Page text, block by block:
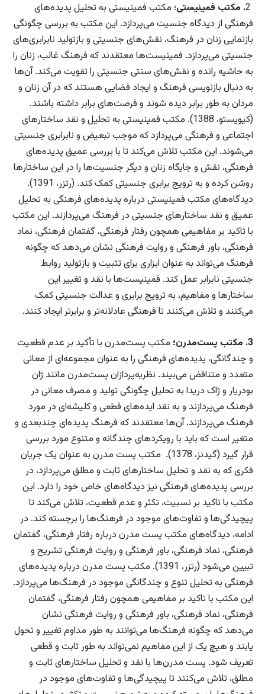
. مکتب فمینیستی؛ مکتب فمینیستی به تحلیل پدیده‌های
فرهنگی از دیدگاه جنسیت می‌پردازد. این مکتب به بررسی چگونگی
بازنمایی زنان در فرهنگ، نقش‌های جنسیتی و بازتولید نابرابری‌های
جنسیتی می‌پردازد. فمینیست‌ها معتقدند که فرهنگ غالب، زنان را
به حاشیه رانده و نقش‌های سنتی جنسیتی را تقویت می‌کند. آن‌ها
به دنبال بازنویسی فرهنگ و ایجاد فضایی هستند که در آن زنان و
مردان به طور برابر دیده شوند و فرصت‌های برابر داشته باشند.
(کیویستو، 1388). مکتب فمینیستی به تحلیل و نقد ساختارهای
اجتماعی و فرهنگی می‌پردازد که موجب تبعیض و نابرابری جنسیتی
می‌شوند. این مکتب تلاش می‌کند تا با بررسی عمیق پدیده‌های
فرهنگی، نقش و جایگاه زنان و دیگر جنسیت‌ها را در این ساختارها
روشن کرده و به ترویج برابری جنسیتی کمک کند. (رتزر، 1391).
دیدگاه‌های مکتب فمینیستی درباره پدیده‌های فرهنگی به تحلیل
عمیق و نقد ساختارهای جنسیتی در فرهنگ می‌پردازند. این مکتب
با تاکید بر مفاهیمی همچون رفتار فرهنگی، گفتمان فرهنگی، نماد
فرهنگی، باور فرهنگی و روایت فرهنگی نشان می‌دهد که چگونه
فرهنگ می‌تواند به عنوان ابزاری برای تثبیت و بازتولید روابط
جنسیتی نابرابر عمل کند. فمینیست‌ها با نقد و تغییر این
ساختارها و مفاهیم، به ترویج برابری و عدالت جنسیتی کمک
می‌کنند و تلاش می‌کنند تا فرهنگی عادلانه‌تر و برابرتر ایجاد کنند.
3. مکتب پست‌مدرن؛
مکتب پست‌مدرن با تأکید بر عدم قطعیت
و چندگانگی، پدیده‌های فرهنگی را به عنوان مجموعه‌ای از معانی
متعدد و متناقض می‌بیند. نظریه‌پردازان پست‌مدرن مانند ژان
بودریار و ژاک دریدا به تحلیل چگونگی تولید و مصرف معانی در
فرهنگ می‌پردازند و به نقد ایده‌های قطعی و کلیشه‌ای در مورد
فرهنگ می‌پردازند. آن‌ها معتقدند که فرهنگ پدیده‌ای چندبعدی و
متغیر است که باید با رویکردهای چندگانه و متنوع مورد بررسی
قرار گیرد (گیدنز، 1378). مکتب پست مدرن به عنوان یک جریان
فکری که به نقد و تحلیل ساختارهای ثابت و مطلق می‌پردازد، در
بررسی پدیده‌های فرهنگی نیز دیدگاه‌های خاص خود را دارد. این
مکتب با تاکید بر نسبیت، تکثر و عدم قطعیت، تلاش می‌کند تا
پیچیدگی‌ها و تفاوت‌های موجود در فرهنگ‌ها را برجسته کند. در
ادامه، دیدگاه‌های مکتب پست مدرن درباره رفتار فرهنگی، گفتمان
فرهنگی، نماد فرهنگی، باور فرهنگی و روایت فرهنگی تشریح و
تبیین می‌شود (رتزر، 1391). مکتب پست مدرن درباره پدیده‌های
فرهنگی به تحلیل تنوع و چندگانگی موجود در فرهنگ‌ها می‌پردازد.
این مکتب با تاکید بر مفاهیمی همچون رفتار فرهنگی، گفتمان
فرهنگی، نماد فرهنگی، باور فرهنگی و روایت فرهنگی نشان
می‌دهد که چگونه فرهنگ‌ها می‌توانند به طور مداوم تغییر و تحول
یابند و هیچ یک از این مفاهیم نمی‌تواند به طور ثابت و قطعی
تعریف شود. پست مدرن‌ها با نقد و تحلیل ساختارهای ثابت و
مطلق، تلاش می‌کنند تا پیچیدگی‌ها و تفاوت‌های موجود در